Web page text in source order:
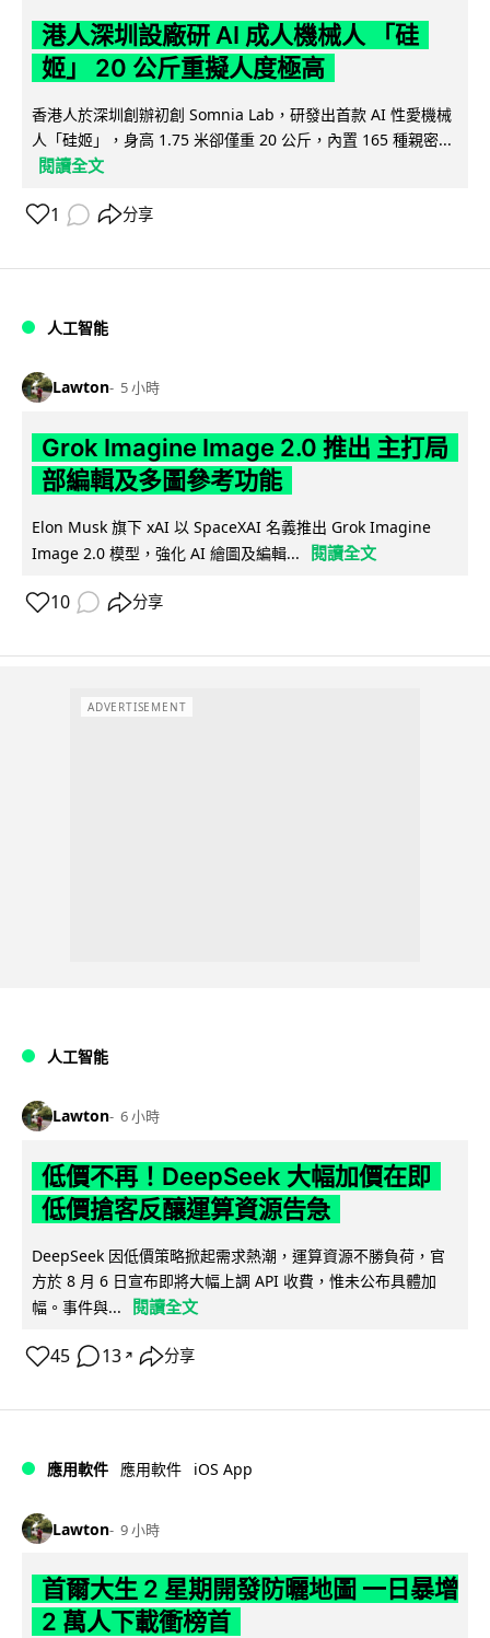
港人深圳設廠研 AI 成人機械人 「硅
姬」 20 公斤重擬人度極高
香港人於深圳創辦初創 Somnia Lab，研發出首款 AI 性愛機械
人「硅姬」，身高 1.75 米卻僅重 20 公斤，內置 165 種親密...
閱讀全文
1 分享
人工智能
Lawton 5 小時
Grok Imagine Image 2.0 推出 主打局
部編輯及多圖參考功能
Elon Musk 旗下 xAI 以 SpaceXAI 名義推出 Grok Imagine
Image 2.0 模型，強化 AI 繪圖及編輯...
閱讀全文
10 分享
ADVERTISEMENT
人工智能
Lawton 6 小時
低價不再！DeepSeek 大幅加價在即
低價搶客反釀運算資源告急
DeepSeek 因低價策略掀起需求熱潮，運算資源不勝負荷，官
方於 8 月 6 日宣布即將大幅上調 API 收費，惟未公布具體加
幅。事件與...
閱讀全文
45 13 ↗ 分享
應用軟件 應用軟件 iOS App
Lawton 9 小時
首爾大生 2 星期開發防曬地圖 一日暴增
2 萬人下載衝榜首